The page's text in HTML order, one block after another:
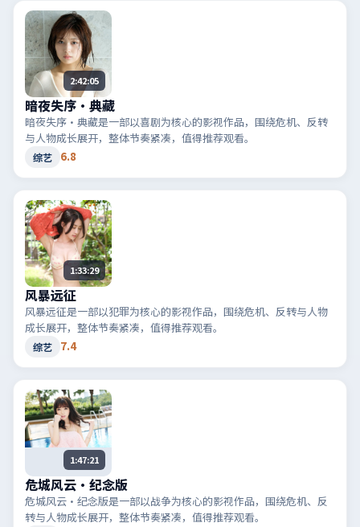
2:42:05
暗夜失序·典藏
暗夜失序·典藏是一部以喜剧为核心的影视作品，围绕危机、反转
与人物成长展开，整体节奏紧凑，值得推荐观看。
综艺 6.8
1:33:29
风暴远征
风暴远征是一部以犯罪为核心的影视作品，围绕危机、反转与人物
成长展开，整体节奏紧凑，值得推荐观看。
综艺 7.4
1:47:21
危城风云·纪念版
危城风云·纪念版是一部以战争为核心的影视作品，围绕危机、反
转与人物成长展开，整体节奏紧凑，值得推荐观看。